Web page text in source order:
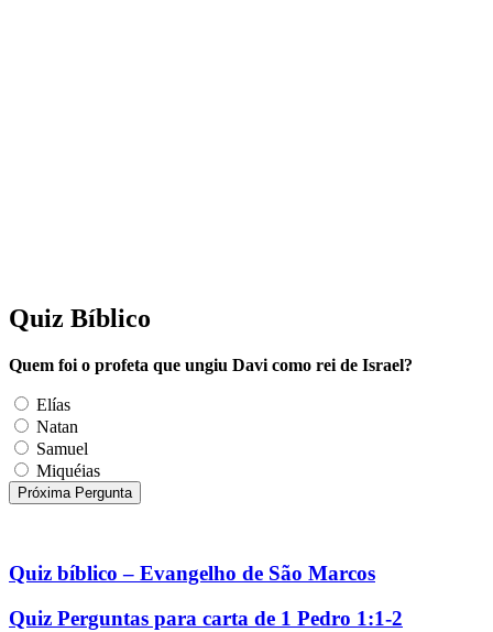
Quiz Bíblico
Quem foi o profeta que ungiu Davi como rei de Israel?
Elías
Natan
Samuel
Miquéias
Próxima Pergunta
Quiz bíblico – Evangelho de São Marcos
Quiz Perguntas para carta de 1 Pedro 1:1-2